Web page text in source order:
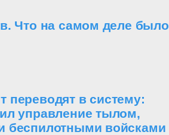
Что на самом деле было
переводят в систему:
управление тылом,
беспилотными войсками